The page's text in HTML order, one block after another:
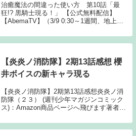
治癒魔法の間違った使い方 第10話「最
狂!? 黒騎⼠現る！」 【公式無料配信】
【AbemaTV】（3/9 0:30～1週間、地上波
【公式有料配信】 【U-NEXT The post ...
【炎炎ノ消防隊】2期13話感想 櫻
井ボイスの新キャラ現る
【炎炎ノ消防隊】2期第13話感想炎炎ノ消
防隊（２３） (週刊少年マガジンコミック
ス)：Amazon商品ページへ飛びます著者：
急にサービスシーン連続ｗ 397: 9月26日
(土) サービス濡れ...